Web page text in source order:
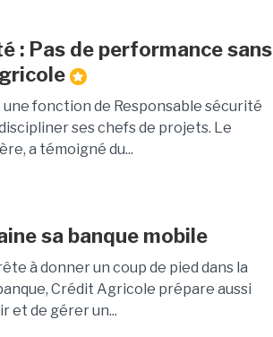
: Pas de performance sans
fonction de Responsable sécurité
ses chefs de projets. Le
a témoigné du...
sa banque mobile
à donner un coup de pied dans la
Crédit Agricole prépare aussi
et de gérer un...